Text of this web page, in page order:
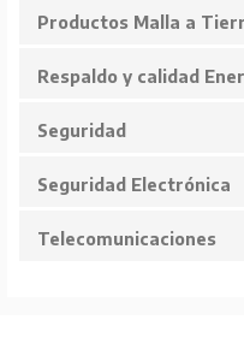
Productos Malla a
Respaldo y calidad
Seguridad
Seguridad Electrónica
Telecomunicaciones